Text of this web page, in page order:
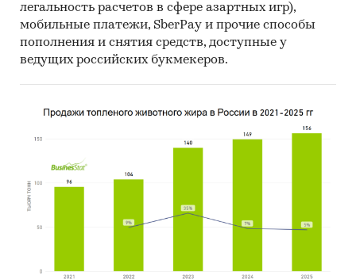
рейтинг крупнейших зарубежных
получателей российских косметических
кремов и рейтинг крупнейших зарубежных
поставщиков косметических кремов.
производства по видам косметических
кремов:
Кремы для лица
легальность расчетов в сфере азартных игр),
мобильные платежи, SberPay и прочие способы
пополнения и снятия средств, доступные у
ведущих российских букмекеров.